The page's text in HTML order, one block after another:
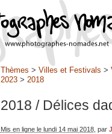
Thèmes > Villes et Festivals >
2023> 2018
2018 / Délices
Mis en ligne le lundi 14 mai 2018, par